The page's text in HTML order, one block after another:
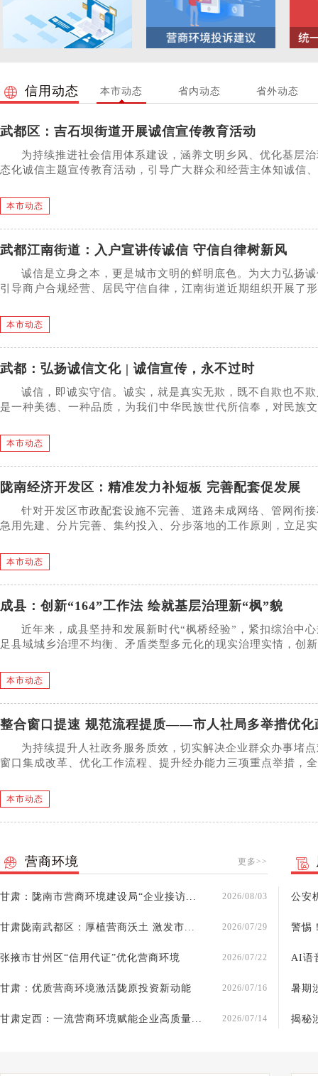
信用动态 本市动态 省内动态 省外动态
武都区：吉石坝街道开展诚信宣传教育活动
为持续推进社会信用体系建设，涵养文明乡风、优化基层
态化诚信主题宣传教育活动，引导广大群众和经营主体知诚信
本市动态
武都江南街道：入户宣讲传诚信 守信自律树新风
诚信是立身之本，更是城市文明的鲜明底色。为大力弘扬
引导商户合规经营、居民守信自律，江南街道近期组织开展了
本市动态
武都：弘扬诚信文化 | 诚信宣传，永不过时
诚信，即诚实守信。诚实，就是真实无欺，既不自欺也不
是一种美德、一种品质，为我们中华民族世代所信奉，对民族
本市动态
陇南经济开发区：精准发力补短板 完善配套促发展
针对开发区市政配套设施不完善、道路未成网络、管网衔
急用先建、分片完善、集约投入、分步落地的工作原则，立足
本市动态
成县：创新“164”工作法 绘就基层治理新“枫”貌
近年来，成县坚持和发展新时代“枫桥经验”，紧扣综治中
足县域城乡治理不均衡、矛盾类型多元化的现实治理实情，创
本市动态
整合窗口提速 规范流程提质——市人社局多举措优化
为持续提升人社政务服务质效，切实解决企业群众办事堵
窗口集成改革、优化工作流程、提升经办能力三项重点举措，
本市动态
营商环境 更多>>
甘肃：陇南市营商环境建设局“企业接访... 2026/08/03
甘肃陇南武都区：厚植营商沃土 激发市... 2026/07/29
张掖市甘州区“信用代证”优化营商环境 2026/07/22
甘肃：优质营商环境激活陇原投资新动能 2026/07/16
甘肃定西：一流营商环境赋能企业高质量... 2026/07/14
公安
警惕
AI语
暑期
揭秘